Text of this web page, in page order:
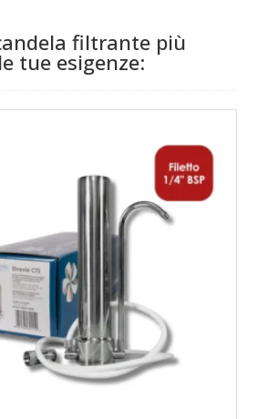
filtrante più
tue esigenze: